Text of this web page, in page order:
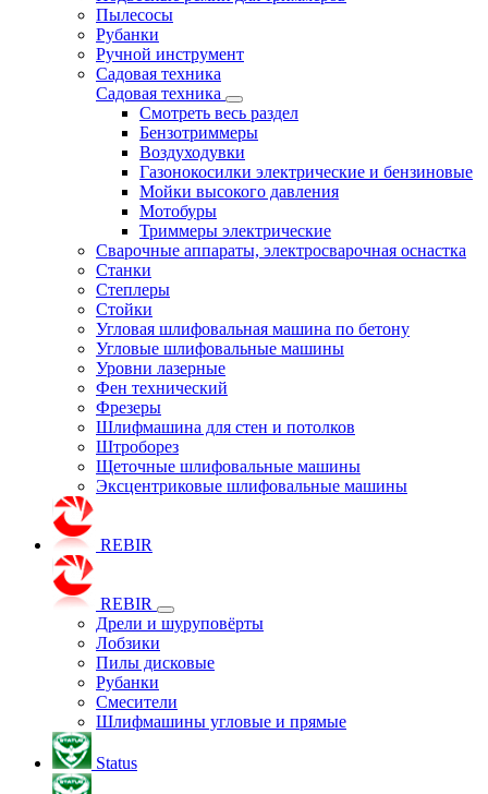
Пылесосы
Рубанки
Ручной инструмент
Садовая техника
Садовая техника
Смотреть весь раздел
Бензотриммеры
Воздуходувки
Газонокосилки электрические и бензиновые
Мойки высокого давления
Мотобуры
Триммеры электрические
Сварочные аппараты, электросварочная оснастка
Станки
Степлеры
Стойки
Угловая шлифовальная машина по бетону
Угловые шлифовальные машины
Уровни лазерные
Фен технический
Фрезеры
Шлифмашина для стен и потолков
Штроборез
Щеточные шлифовальные машины
Эксцентриковые шлифовальные машины
REBIR
REBIR
Дрели и шуруповёрты
Лобзики
Пилы дисковые
Рубанки
Смесители
Шлифмашины угловые и прямые
Status